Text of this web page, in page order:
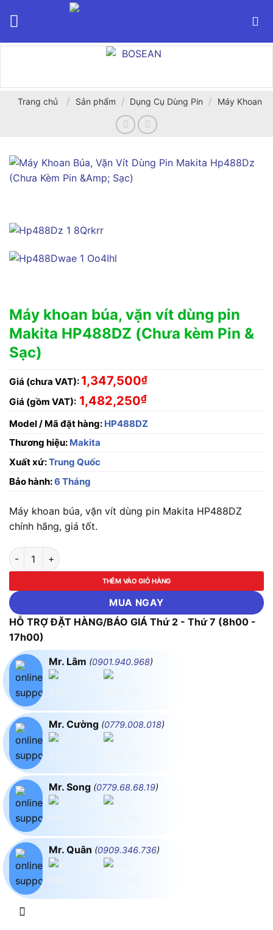
Trang chủ / Sản phẩm / Dụng Cụ Dùng Pin / Máy Khoan
Máy khoan búa, vặn vít dùng pin
Makita HP488DZ (Chưa kèm Pin &
Sạc)
Giá (chưa VAT): 1,347,500₫
Giá (gồm VAT): 1,482,250₫
Model / Mã đặt hàng: HP488DZ
Thương hiệu: Makita
Xuất xứ:Trung Quốc
Bảo hành:6 Tháng
Máy khoan búa, vặn vít dùng pin Makita HP488DZ
chính hãng, giá tốt.
Máy khoan búa, vặn vít dùng pin Makita HP488DZ (Chưa kèm
THÊM VÀO GIỎ HÀNG
MUA NGAY
HỖ TRỢ ĐẶT HÀNG/BÁO GIÁ Thứ 2 - Thứ 7 (8h00 -
17h00)
Mr. Lâm (0901.940.968)
Mr. Cường (0779.008.018)
Mr. Song (0779.68.68.19)
Mr. Quân (0909.346.736)